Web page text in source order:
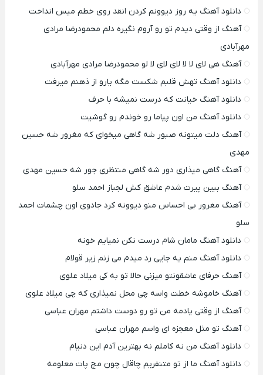
دانلود آهنگ یه روز دیوونم کردن انقد روی خطم میس انداخت
آهنگ از وقتی دیدم تو رو آروم نگیره دلم محمودرضا مرادی
مهرآبادی
آهنگ هی لای لا لا لای لای لا لو محمودرضا مرادی مهرآبادی
دانلود آهنگ تهش قلبم شکست مگه یارو از ذهنم میرفت
دانلود آهنگ خیانت که درست نمیشه با حرف
دانلود آهنگ من اون پیاما رو خوندم رو گوشیت
آهنگ دلت میتونه صبور شه گاهی میخوای که مغرور شه حسین
مهدی
آهنگ گاهی میذاری دور شه گاهی منتظری جور شه حسین مهدی
آهنگ ببین پیرت شدم عاشق کش لجباز احمد سلو
آهنگ مغرور بی احساس منو دیوونه کرد جادوی اون چشمات احمد
سلو
دانلود آهنگ مامان شام درست نکن نمیایم خونه
دانلود آهنگ منم یه جایی رد میدم می زنم زیر قولام
آهنگ حرفای عاشقونتو میزنی حالا تو به کی میلاد علوی
آهنگ خاموشه خطت واسه چی محل نمیذاری که چی میلاد علوی
آهنگ از وقتی یادمه من تو رو دوست داشتم مهران عباسی
آهنگ تو مثل معجزه ای واسم مهران عباسی
دانلود آهنگ من نه کاملم نه بهترین آدم این دنیام
دانلود آهنگ ما از تو متنفریم چاقال چون مچ پات معلومه